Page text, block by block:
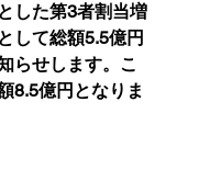
した第3者割当増
して総額5.5億円
らせします。こ
8.5億円となりま